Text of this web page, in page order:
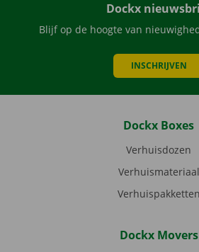
Dockx
Blijf op de hoogte van
INSCHRIJVEN
Dockx Boxes
Verhuisdozen
Verhuismateriaal
Verhuispakketten
Dockx Movers